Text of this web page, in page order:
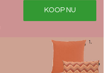
KOOP NU